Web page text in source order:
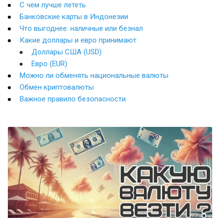
С чем лучше лететь
Банковские карты в Индонезии
Что выгоднее: наличные или безнал
Какие доллары и евро принимают
Доллары США (USD)
Евро (EUR)
Можно ли обменять национальные валюты
Обмен криптовалюты
Важное правило безопасности